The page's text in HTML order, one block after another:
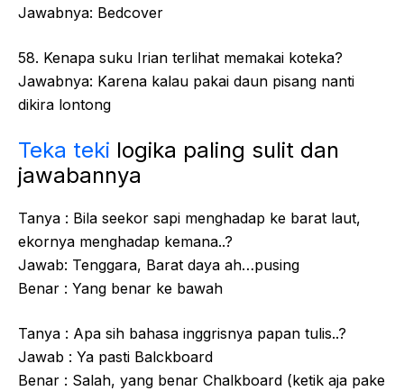
Jawabnya: Bedcover
58. Kenapa suku Irian terlihat memakai koteka?
Jawabnya: Karena kalau pakai daun pisang nanti
dikira lontong
Teka teki logika paling sulit dan
jawabannya
Tanya : Bila seekor sapi menghadap ke barat laut,
ekornya menghadap kemana..?
Jawab: Tenggara, Barat daya ah…pusing
Benar : Yang benar ke bawah
Tanya : Apa sih bahasa inggrisnya papan tulis..?
Jawab : Ya pasti Balckboard
Benar : Salah, yang benar Chalkboard (ketik aja pake